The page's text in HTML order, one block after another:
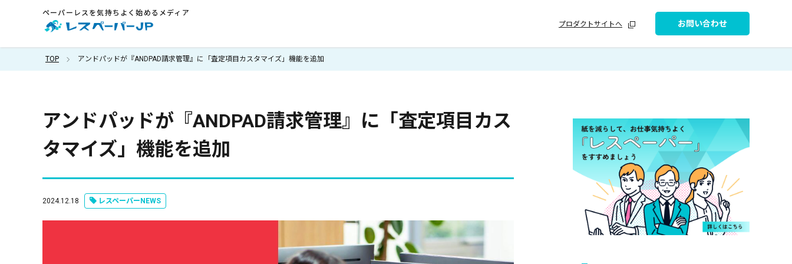
ペーパーレスを気持ちよく始めるメディア
プロダクトサイトへ
お問い合わせ
TOP アンドパッドが『ANDPAD請求管理』に「査定項目カスタマイズ」機能を追加
アンドパッドが『ANDPAD請求管理』に「査定項目カス
タマイズ」機能を追加
2024.12.18 レスペーパーNEWS